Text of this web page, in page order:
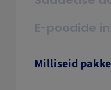
E-poodide
Milliseid